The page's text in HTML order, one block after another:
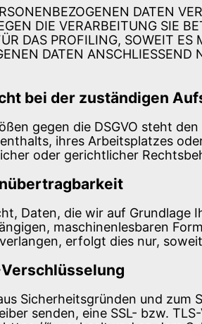
DATEN
DIE VERARBEITUNG SIE
DAS PROFILING, SOWEIT
DATEN
bei der zuständigen
gegen die DSGVO steht
ihres Arbeitsplatzes
oder gerichtlicher
Daten, die wir auf
maschinenlesbaren
erfolgt dies nur,
Verschlüsselung
Sicherheitsgründen und
senden, eine SSL- bzw.